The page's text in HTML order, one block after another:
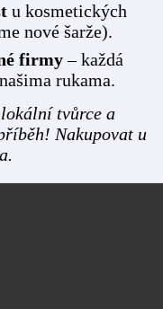
u kosmetických
nové šarže).
firmy– každá
rukama.
tvůrce a
Nakupovat u